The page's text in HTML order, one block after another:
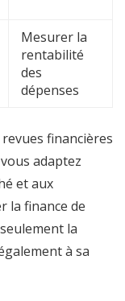
Mesurer la
rentabilité
des
dépenses
financières
adaptez
et aux
la finance de
la
à sa